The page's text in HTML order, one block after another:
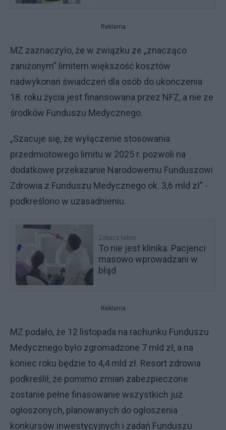
Reklama
MZ zaznaczyło, że w związku ze „znacząco
zaniżonym” limitem większość kosztów
nadwykonań świadczeń dla osób do ukończenia
18. roku życia jest finansowana przez NFZ, a nie ze
środków Funduszu Medycznego.
„Szacuje się, że wyłączenie stosowania
przedmiotowego limitu w 2025 r. pozwoli na
dodatkowe przekazanie Narodowemu Funduszowi
Zdrowia z Funduszu Medycznego ok. 3,6 mld zł” -
podkreślono w uzasadnieniu.
Zobacz także
To nie jest klinika. Pacjenci
masowo wprowadzani w
błąd
Reklama
MZ podało, że 12 listopada na rachunku Funduszu
Medycznego było zgromadzone 7 mld zł, a na
koniec roku będzie to 4,4 mld zł. Resort zdrowia
podkreślił, że pomimo zmian zabezpieczone
zostanie pełne finasowanie wszystkich już
ogłoszonych, planowanych do ogłoszenia
konkursów inwestycyjnych i zadań Funduszu